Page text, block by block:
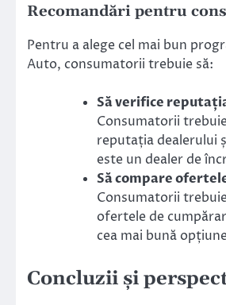
Recomandări pentru
Pentru a alege cel mai bun
Auto, consumatorii trebuie să:
Să verifice
Consumatorii
reputația dealerului
este un dealer de
Să compare
Consumatorii
ofertele de
cea mai bună
Concluzii și